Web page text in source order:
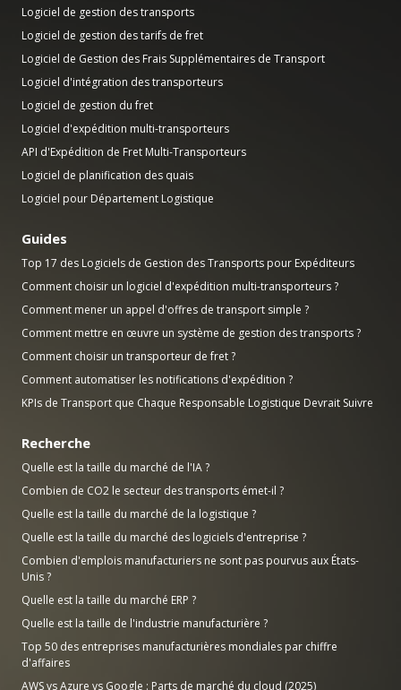
Logiciel de gestion des transports
Logiciel de gestion des tarifs de fret
Logiciel de Gestion des Frais Supplémentaires de Transport
Logiciel d'intégration des transporteurs
Logiciel de gestion du fret
Logiciel d'expédition multi-transporteurs
API d'Expédition de Fret Multi-Transporteurs
Logiciel de planification des quais
Logiciel pour Département Logistique
Guides
Top 17 des Logiciels de Gestion des Transports pour Expéditeurs
Comment choisir un logiciel d'expédition multi-transporteurs ?
Comment mener un appel d'offres de transport simple ?
Comment mettre en œuvre un système de gestion des transports ?
Comment choisir un transporteur de fret ?
Comment automatiser les notifications d'expédition ?
KPIs de Transport que Chaque Responsable Logistique Devrait Suivre
Recherche
Quelle est la taille du marché de l'IA ?
Combien de CO2 le secteur des transports émet-il ?
Quelle est la taille du marché de la logistique ?
Quelle est la taille du marché des logiciels d'entreprise ?
Combien d'emplois manufacturiers ne sont pas pourvus aux États-
Unis ?
Quelle est la taille du marché ERP ?
Quelle est la taille de l'industrie manufacturière ?
Top 50 des entreprises manufacturières mondiales par chiffre
d'affaires
AWS vs Azure vs Google : Parts de marché du cloud (2025)